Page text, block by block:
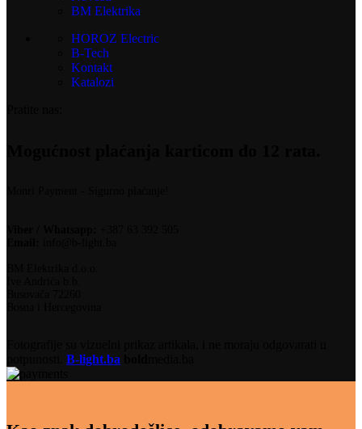
BM Elektrika
HOROZ Electric
B-Tech
Kontakt
Katalozi
B-light.ba